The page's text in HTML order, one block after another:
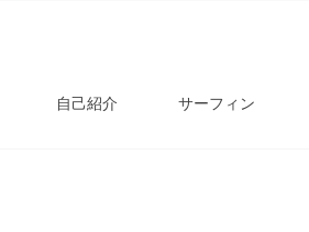
自己紹介 サーフィン